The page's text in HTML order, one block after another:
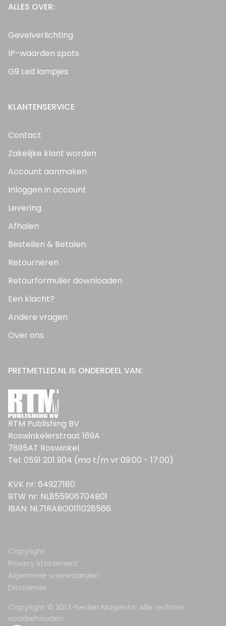
ALLES OVER:
Gevelverlichting
IP-waarden spots
G9 Led lampjes
KLANTENSERVICE
Contact
Zakelijke klant worden
Account aanmaken
Inloggen in account
Levering
Afhalen
Bestellen & Betalen
Retourneren
Retourformulier downloaden
Een klacht?
Andere vragen
Over ons
PRETMETLED.NL IS ONDERDEEL VAN:
RTM Publishing BV
Roswinkelerstraat 169A
7895AT Roswinkel
Tel: 0591 201 904 (ma t/m vr 09:00 - 17:00)
KVK nr: 64927180
BTW nr: NL855906704B01
IBAN: NL71RABO0111028566
Copyright © 2013-heden Magento. Alle rechten
voorbehouden.
Copyright
Privacy statement
Algemene voorwaarden
Disclaimer